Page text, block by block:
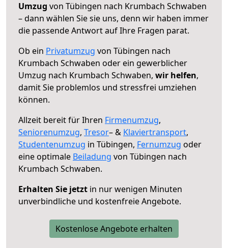
Umzug von Tübingen nach Krumbach Schwaben
– dann wählen Sie sie uns, denn wir haben immer
die passende Antwort auf Ihre Fragen parat.
Ob ein Privatumzug von Tübingen nach
Krumbach Schwaben oder ein gewerblicher
Umzug nach Krumbach Schwaben, wir helfen,
damit Sie problemlos und stressfrei umziehen
können.
Allzeit bereit für Ihren Firmenumzug,
Seniorenumzug, Tresor– & Klaviertransport,
Studentenumzug in Tübingen, Fernumzug oder
eine optimale Beiladung von Tübingen nach
Krumbach Schwaben.
Erhalten Sie jetzt in nur wenigen Minuten
unverbindliche und kostenfreie Angebote.
Kostenlose Angebote erhalten